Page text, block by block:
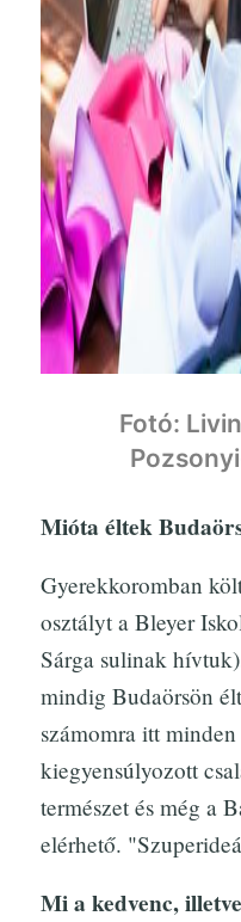
Fotó:
Mióta éltek
Gyerekkoromban
osztályt a Bleyer
Sárga sulinak
mindig Budaörsön
számomra itt
kiegyensúlyozott
természet és még a
elérhető.
Mi a kedvenc,